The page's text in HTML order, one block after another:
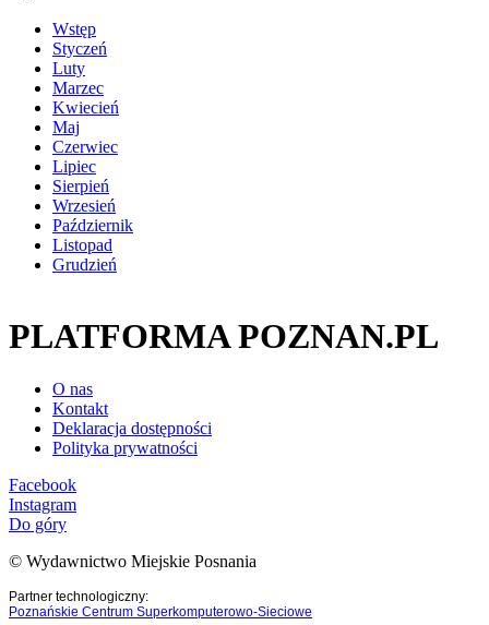
Wstęp
Styczeń
Luty
Marzec
Kwiecień
Maj
Czerwiec
Lipiec
Sierpień
Wrzesień
Październik
Listopad
Grudzień
PLATFORMA POZNAN.PL
O nas
Kontakt
Deklaracja dostępności
Polityka prywatności
Facebook
Instagram
Do góry
© Wydawnictwo Miejskie Posnania
Partner technologiczny:
Poznańskie Centrum Superkomputerowo-Sieciowe